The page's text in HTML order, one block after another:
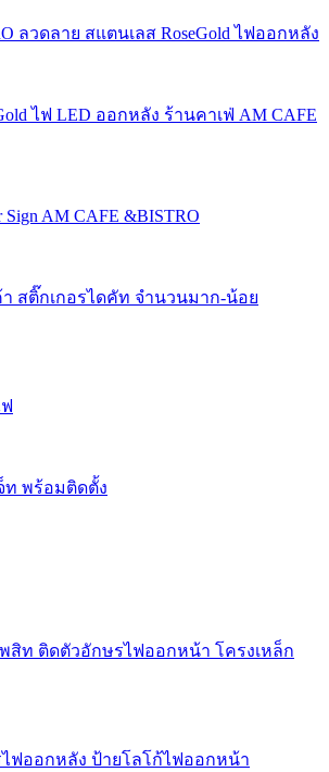
ลวดลาย สแตนเลส RoseGold ไฟออกหลัง
ไฟ LED ออกหลัง ร้านคาเฟ่ AM CAFE
AM CAFE &BISTRO
สติ๊กเกอรไดคัท จำนวนมาก-น้อย
ท พร้อมติดตั้ง
สิท ติดตัวอักษรไฟออกหน้า โครงเหล็ก
ฟออกหลัง ป้ายโลโก้ไฟออกหน้า